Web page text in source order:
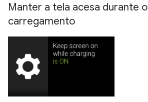
Manter a tela acesa durante o
carregamento